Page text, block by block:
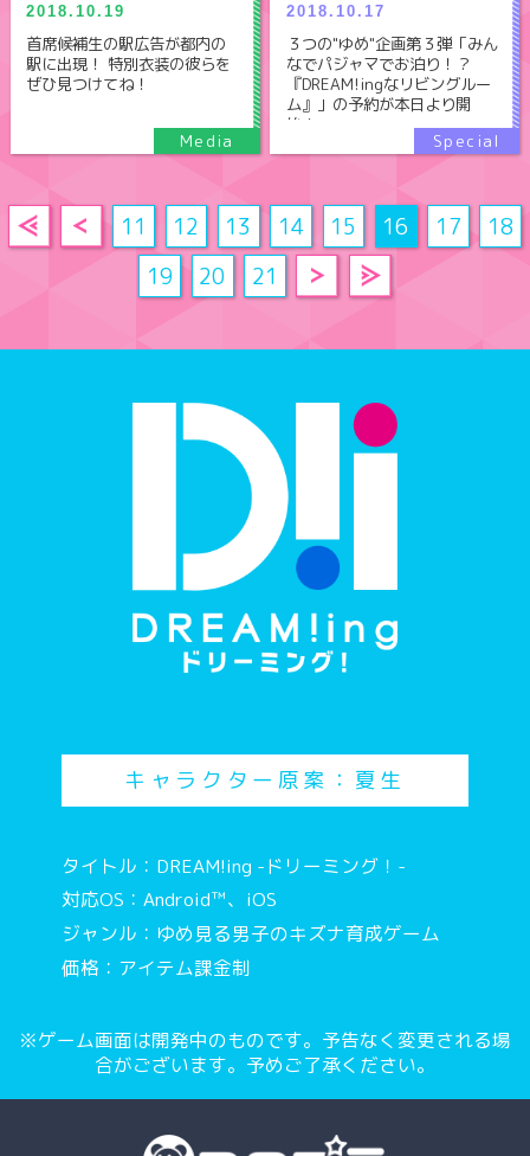
2018.10.19
首席候補生の駅広告が都内の
駅に出現！ 特別衣装の彼らを
ぜひ見つけてね！
2018.10.17
３つの"ゆめ"企画第３弾「みん
なでパジャマでお泊り！？
『DREAM!ingなリビングルー
ム』」の予約が本日より開
始！
11 12 13 14 15 16 17
18
19
20 21
キャラクター原案：夏生
タイトル：DREAM!ing -ドリーミング！-
対応OS：Android™、iOS
ジャンル：ゆめ見る男子のキズナ育成ゲーム
価格：アイテム課金制
※ゲーム画面は開発中のものです。予告なく変更される場
合がございます。予めご了承ください。